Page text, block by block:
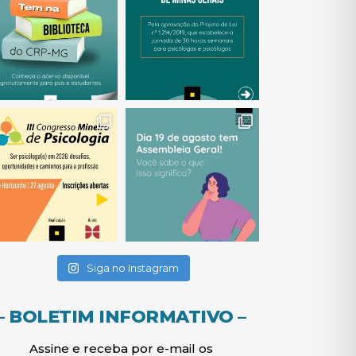
(abre em nova janela) (abre em nova janela)
Siga no Instagram(abre em nova janela)
BOLETIM INFORMATIVO –
Assine e receba por e-mail os